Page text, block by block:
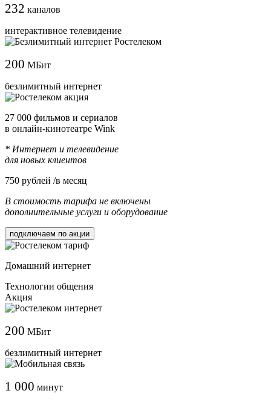
232 каналов
интерактивное телевидение
200 МБит
безлимитный интернет
27 000 фильмов и сериалов
в онлайн-кинотеатре Wink
* Интернет и телевидение
для новых клиентов
750 рублей /в месяц
В стоимость тарифа не включены
дополнительные услуги и оборудование
подключаем по акции
Домашний интернет
Технологии общения
Акция
200 МБит
безлимитный интернет
1 000 минут